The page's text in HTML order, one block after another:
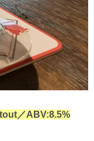
／ABV:8.5%